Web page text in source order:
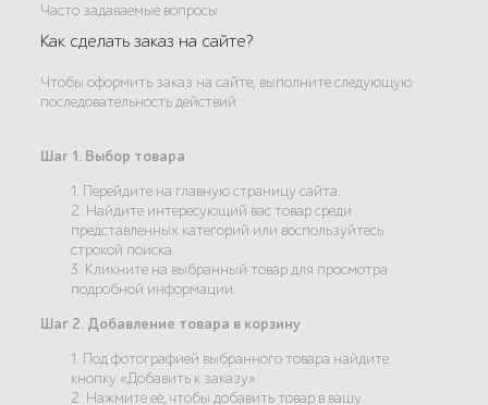
Часто задаваемые вопросы
Как сделать заказ на сайте?
Чтобы оформить заказ на сайте, выполните следующую
последовательность действий:
Шаг 1. Выбор товара
1. Перейдите на главную страницу сайта.
2. Найдите интересующий вас товар среди
представленных категорий или воспользуйтесь
строкой поиска.
3. Кликните на выбранный товар для просмотра
подробной информации.
Шаг 2. Добавление товара в корзину
1. Под фотографией выбранного товара найдите
кнопку «Добавить к заказу».
2. Нажмите её, чтобы добавить товар в вашу